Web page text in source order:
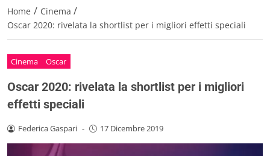
Home / Cinema /
Oscar 2020: rivelata la shortlist per i migliori effetti speciali
Cinema Oscar
Oscar 2020: rivelata la shortlist per i migliori
effetti speciali
Federica Gaspari - 17 Dicembre 2019